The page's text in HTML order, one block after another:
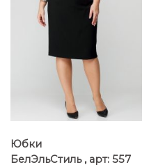
Юбки
БелЭльСтиль , арт: 557